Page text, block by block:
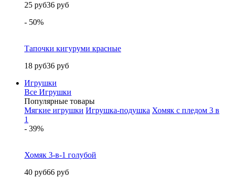
25 руб36 руб
- 50%
Тапочки кигуруми красные
18 руб36 руб
Игрушки
Все Игрушки
Популярные товары
Мягкие игрушки Игрушка-подушка Хомяк с пледом 3 в
1
- 39%
Хомяк 3-в-1 голубой
40 руб66 руб